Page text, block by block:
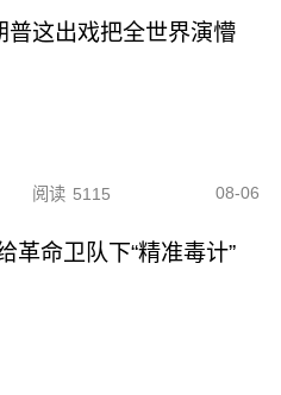
普这出戏把全世界演懵
阅读 5115 08-06
革命卫队下“精准毒计”